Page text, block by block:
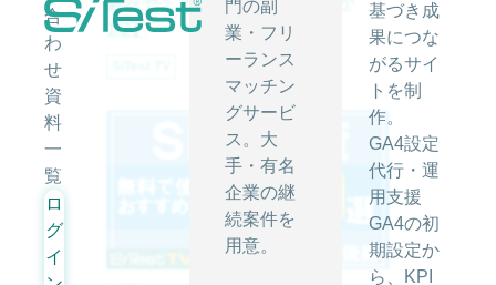
合
わ
せ
資
料
一
覧
ロ
グ
イ
門の副
業・フリ
ーランス
マッチン
グサービ
ス。大
手・有名
企業の継
続案件を
用意。
基づき成
果につな
がるサイ
トを制
作。
GA4設定
代行・運
用支援
GA4の初
期設定か
ら、KPI
1/2】